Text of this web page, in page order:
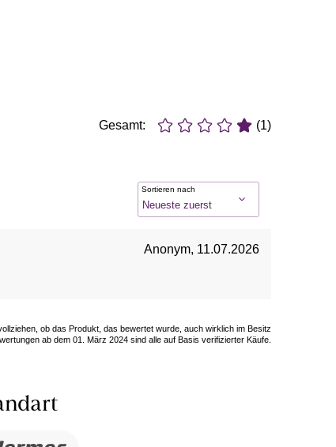
Gesamt: (1)
Sortieren nach
Anonym, 11.07.2026
ob das Produkt, das bewertet wurde, auch wirklich im Besitz
ab dem 01. März 2024 sind alle auf Basis verifizierter Käufe.